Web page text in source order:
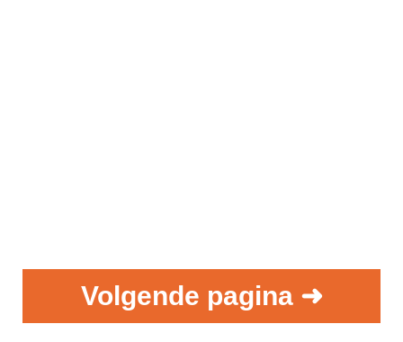
Volgende pagina ➜